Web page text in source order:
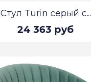
Стул Turin серый с...
24 363 руб